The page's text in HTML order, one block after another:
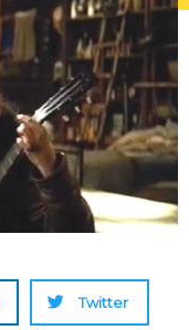
Twitter